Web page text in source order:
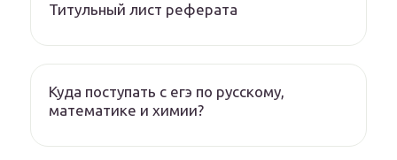
Титульный лист реферата
Куда поступать с егэ по русскому,
математике и химии?